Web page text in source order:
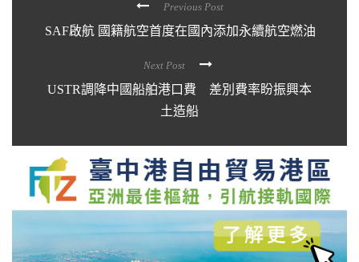
Previous Post
SAF啟航 國籍航空首度在國內添加永續航空燃油
Next Post
USTR調降中國船舶港口費 差別費率盼振興本
土造船